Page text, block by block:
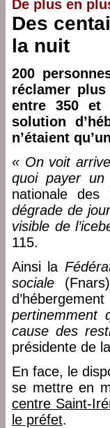
De plus en
Des
la nuit
200
réclamer
entre 350 et
solution
n’étaient
« On voit
quoi payer
nationale des
dégrade de
visible de
115.
Ainsi la
sociale
pertinemment
cause des
présidente de
En face, le
se mettre en
centre Saint-
le préfet.